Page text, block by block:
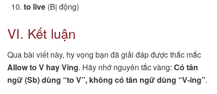
to live (Bị động)
VI. Kết luận
Qua bài viết này, hy vọng bạn đã giải đáp được thắc mắc
Allow to V hay Ving. Hãy nhớ nguyên tắc vàng: Có tân
ngữ (Sb) dùng “to V”, không có tân ngữ dùng “V-ing”.